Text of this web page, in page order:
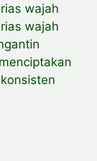
wajah
wajah